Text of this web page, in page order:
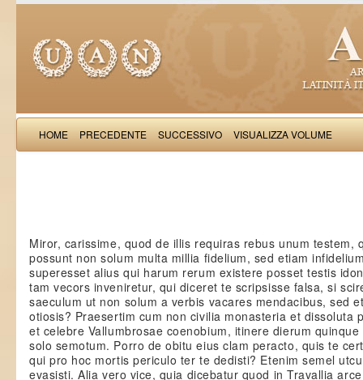
HOME PRECEDENTE SUCCESSIVO VISUALIZZA VOLUME
Miror, carissime, quod de illis requiras rebus unum testem,
possunt non solum multa millia fidelium, sed etiam
superesset alius qui harum rerum existere posset testis
tam vecors inveniretur, qui diceret te scripsisse falsa, si
saeculum ut non solum a verbis vacares mendacibus, sed
otiosis? Praesertim cum non civilia monasteria et dissoluta
et celebre Vallumbrosae coenobium, itinere dierum
solo semotum. Porro de obitu eius clam peracto, quis te
qui pro hoc mortis periculo ter te dedisti? Etenim semel
evasisti. Alia vero vice, quia dicebatur quod in Travallia